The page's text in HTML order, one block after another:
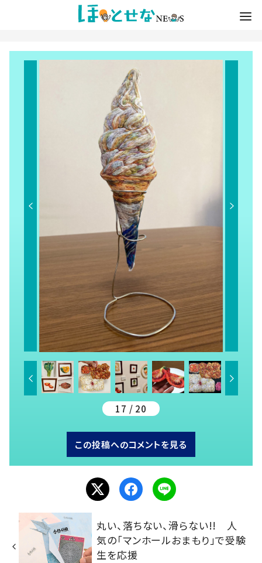
17 / 20
この投稿へのコメントを見る
丸い、落ちない、滑らない!! 人
気の「マンホールおまもり」で受験
生を応援